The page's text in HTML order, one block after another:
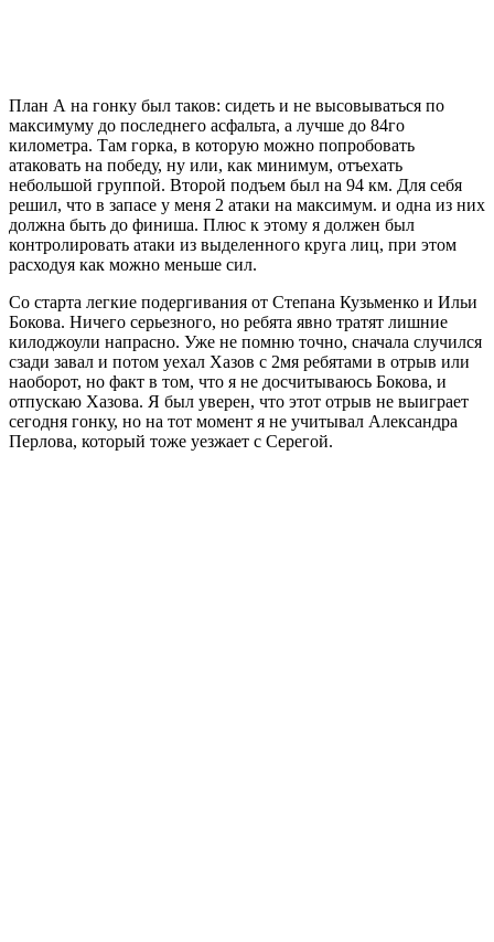
План А на гонку был таков: сидеть и не высовываться по
максимуму до последнего асфальта, а лучше до 84го
километра. Там горка, в которую можно попробовать
атаковать на победу, ну или, как минимум, отъехать
небольшой группой. Второй подъем был на 94 км. Для себя
решил, что в запасе у меня 2 атаки на максимум. и одна из них
должна быть до финиша. Плюс к этому я должен был
контролировать атаки из выделенного круга лиц, при этом
расходуя как можно меньше сил.
Со старта легкие подергивания от Степана Кузьменко и Ильи
Бокова. Ничего серьезного, но ребята явно тратят лишние
килоджоули напрасно. Уже не помню точно, сначала случился
сзади завал и потом уехал Хазов с 2мя ребятами в отрыв или
наоборот, но факт в том, что я не досчитываюсь Бокова, и
отпускаю Хазова. Я был уверен, что этот отрыв не выиграет
сегодня гонку, но на тот момент я не учитывал Александра
Перлова, который тоже уезжает с Серегой.